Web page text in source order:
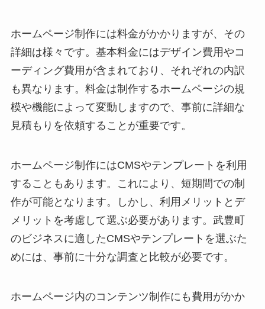
ホームページ制作には料金がかかりますが、その
詳細は様々です。基本料金にはデザイン費用やコ
ーディング費用が含まれており、それぞれの内訳
も異なります。料金は制作するホームページの規
模や機能によって変動しますので、事前に詳細な
見積もりを依頼することが重要です。
ホームページ制作にはCMSやテンプレートを利用
することもあります。これにより、短期間での制
作が可能となります。しかし、利用メリットとデ
メリットを考慮して選ぶ必要があります。武豊町
のビジネスに適したCMSやテンプレートを選ぶた
めには、事前に十分な調査と比較が必要です。
ホームページ内のコンテンツ制作にも費用がかか